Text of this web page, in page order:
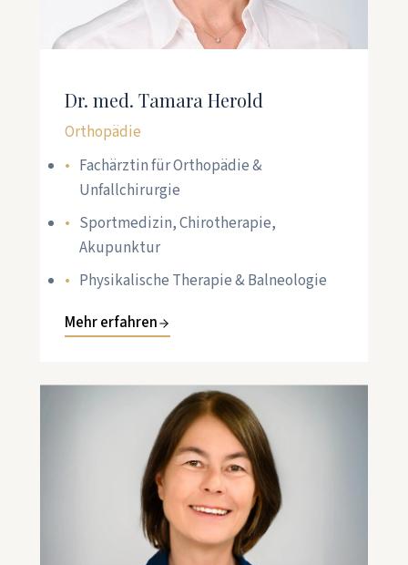
Dr. med. Tamara Herold
Orthopädie
Fachärztin für Orthopädie &
Unfallchirurgie
Sportmedizin, Chirotherapie,
Akupunktur
Physikalische Therapie & Balneologie
Mehr erfahren